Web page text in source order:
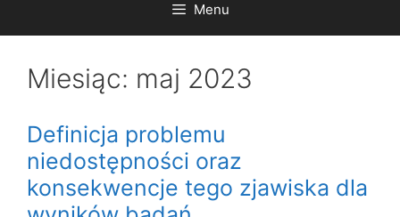
Menu
Miesiąc: maj 2023
Definicja problemu
niedostępności oraz
konsekwencje tego zjawiska dla